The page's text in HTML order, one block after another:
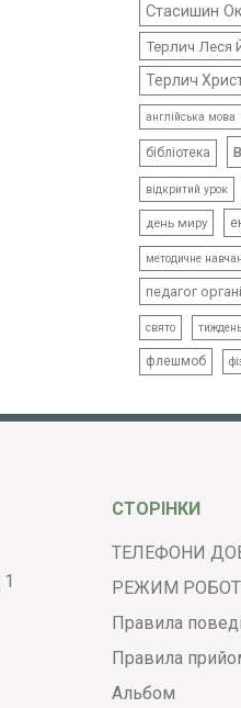
Стасишин
Терлич Леся
Терлич
англійська мова
бібліотека
відкритий урок
день миру
методичне
педагог
свято
флешмоб
СТОРІНКИ
ТЕЛЕФОНИ
РЕЖИМ
Правила
Правила
Альбом